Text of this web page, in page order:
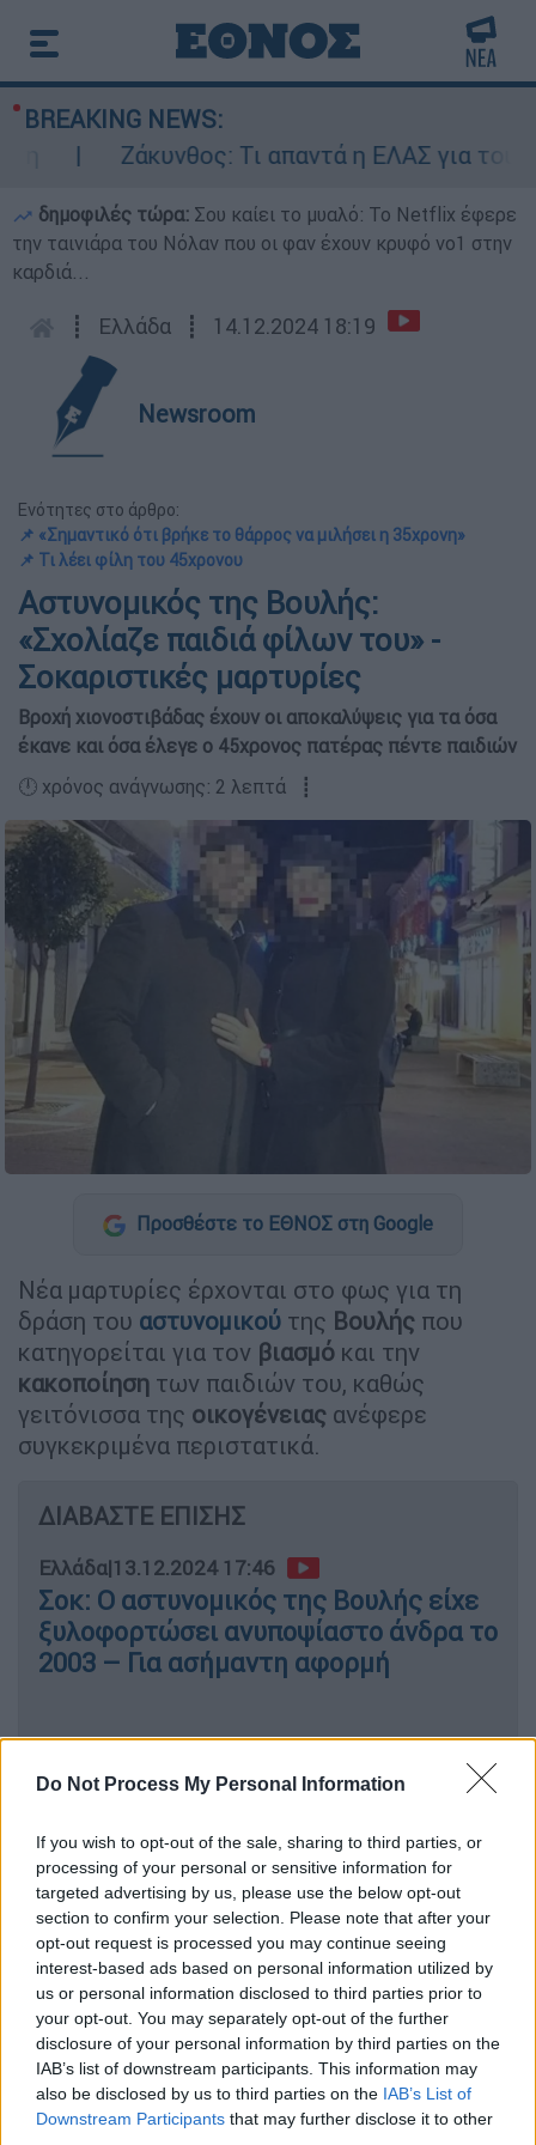
Do Not Process My Personal Information
If you wish to opt-out of the sale, sharing to third parties, or
processing of your personal or sensitive information for
targeted advertising by us, please use the below opt-out
section to confirm your selection. Please note that after your
opt-out request is processed you may continue seeing
interest-based ads based on personal information utilized by
us or personal information disclosed to third parties prior to
your opt-out. You may separately opt-out of the further
disclosure of your personal information by third parties on the
IAB’s list of downstream participants. This information may
also be disclosed by us to third parties on the IAB’s List of
Downstream Participants that may further disclose it to other
BREAKING NEWS:
Ζάκυνθος: Τι απαντά η ΕΛΑΣ για τους 8
δημοφιλές τώρα: Σου καίει το μυαλό: Το Netflix έφερε
την ταινιάρα του Νόλαν που οι φαν έχουν κρυφό νο1 στην
καρδιά...
┋ Ελλάδα ┋ 14.12.2024 18:19
Newsroom
Ενότητες στο άρθρο:
📌 «Σημαντικό ότι βρήκε το θάρρος να μιλήσει η 35χρονη»
📌 Τι λέει φίλη του 45χρονου
Αστυνομικός της Βουλής:
«Σχολίαζε παιδιά φίλων του» -
Σοκαριστικές μαρτυρίες
Βροχή χιονοστιβάδας έχουν οι αποκαλύψεις για τα όσα
έκανε και όσα έλεγε ο 45χρονος πατέρας πέντε παιδιών
🕛 χρόνος ανάγνωσης: 2 λεπτά ┋
Προσθέστε το ΕΘΝΟΣ στη Google
Νέα μαρτυρίες έρχονται στο φως για τη
δράση του αστυνομικού της Βουλής που
κατηγορείται για τον βιασμό και την
κακοποίηση των παιδιών του, καθώς
γειτόνισσα της οικογένειας ανέφερε
συγκεκριμένα περιστατικά.
ΔΙΑΒΑΣΤΕ ΕΠΙΣΗΣ
Ελλάδα|13.12.2024 17:46
Σοκ: Ο αστυνομικός της Βουλής είχε
ξυλοφορτώσει ανυποψίαστο άνδρα το
2003 – Για ασήμαντη αφορμή
«Σημαντικό ότι βρήκε το θάρρος να
«Ξέραμε για τους καβγάδες, βλέπαμε την
άσχημη συμπεριφορά. Σπρωξίματα,
εξευτελισμούς, βρισιές. Είχαμε δει σημάδια
κακοποίησης στη γυναίκα του. Δυστυχώς,
και στα παιδιά του. Είμαι πεπεισμένη ότι
εξαναγκάστηκεπλήρως για να κάνει όσα
έκανε. Αναγκάστηκε να τα υπομείνει. Είναι
πολύ σημαντικό το ότι έστω και τώρα βρήκε
το θάρρος να μιλήσει. Ο αστυνομικός για το